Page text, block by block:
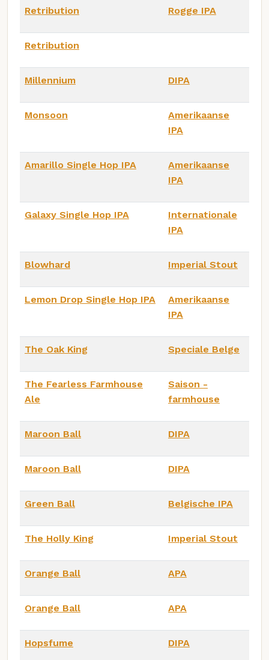
Retribution Rogge IPA
Retribution
Millennium DIPA
Monsoon
Amerikaanse
IPA
Amarillo Single Hop IPA
Amerikaanse
IPA
Galaxy Single Hop IPA
Internationale
IPA
Blowhard Imperial Stout
Lemon Drop Single Hop IPA
Amerikaanse
IPA
The Oak King Speciale Belge
The Fearless Farmhouse
Ale
Saison -
farmhouse
Maroon Ball DIPA
Maroon Ball DIPA
Green Ball Belgische IPA
The Holly King Imperial Stout
Orange Ball APA
Orange Ball APA
Hopsfume DIPA